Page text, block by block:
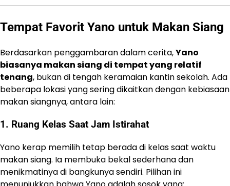
Tempat Favorit Yano untuk Makan Siang
Berdasarkan penggambaran dalam cerita,Yano
biasanya makan siang di tempat yang relatif
tenang, bukan di tengah keramaian kantin sekolah. Ada
beberapa lokasi yang sering dikaitkan dengan kebiasaan
makan siangnya, antara lain:
1. Ruang Kelas Saat Jam Istirahat
Yano kerap memilih tetap berada di kelas saat waktu
makan siang. Ia membuka bekal sederhana dan
menikmatinya di bangkunya sendiri. Pilihan ini